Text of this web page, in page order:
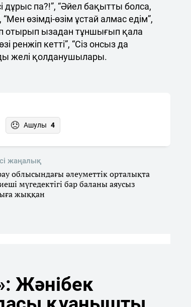
па?!”, “Әйел бақытты болса,
өзімді-өзім ұстай алмас едім”,
отырып ызадан тұншығып қала
ренжіп кетті”, “Сіз онсыз да
желі қолданушылары.
Ашулы 4
жаңалық
облысындағы әлеуметтік орталықта
мүгедектігі бар баланы аяусыз
жыққан
Жәнібек